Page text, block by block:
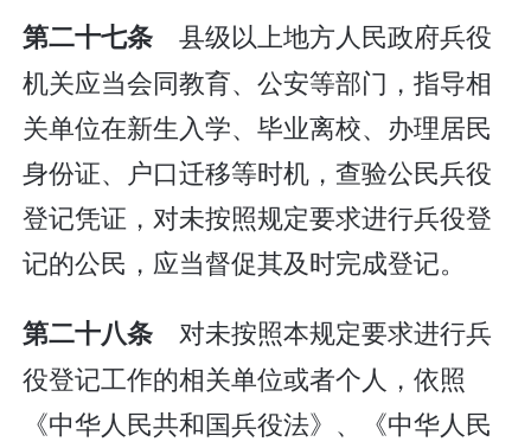
第二十七条县级以上地方人民政府兵役
机关应当会同教育、公安等部门，指导相
关单位在新生入学、毕业离校、办理居民
身份证、户口迁移等时机，查验公民兵役
登记凭证，对未按照规定要求进行兵役登
记的公民，应当督促其及时完成登记。
第二十八条对未按照本规定要求进行兵
役登记工作的相关单位或者个人，依照
《中华人民共和国兵役法》、《中华人民